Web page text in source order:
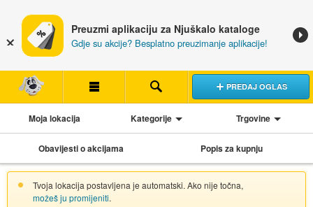
Preuzmi aplikaciju za Njuškalo kataloge
Gdje su akcije? Besplatno preuzimanje aplikacije!
PREDAJ OGLAS
Moja lokacija Kategorije Trgovine
Obavijesti o akcijama Popis za kupnju
Tvoja lokacija postavljena je automatski. Ako nije točna,
možeš ju promijeniti.